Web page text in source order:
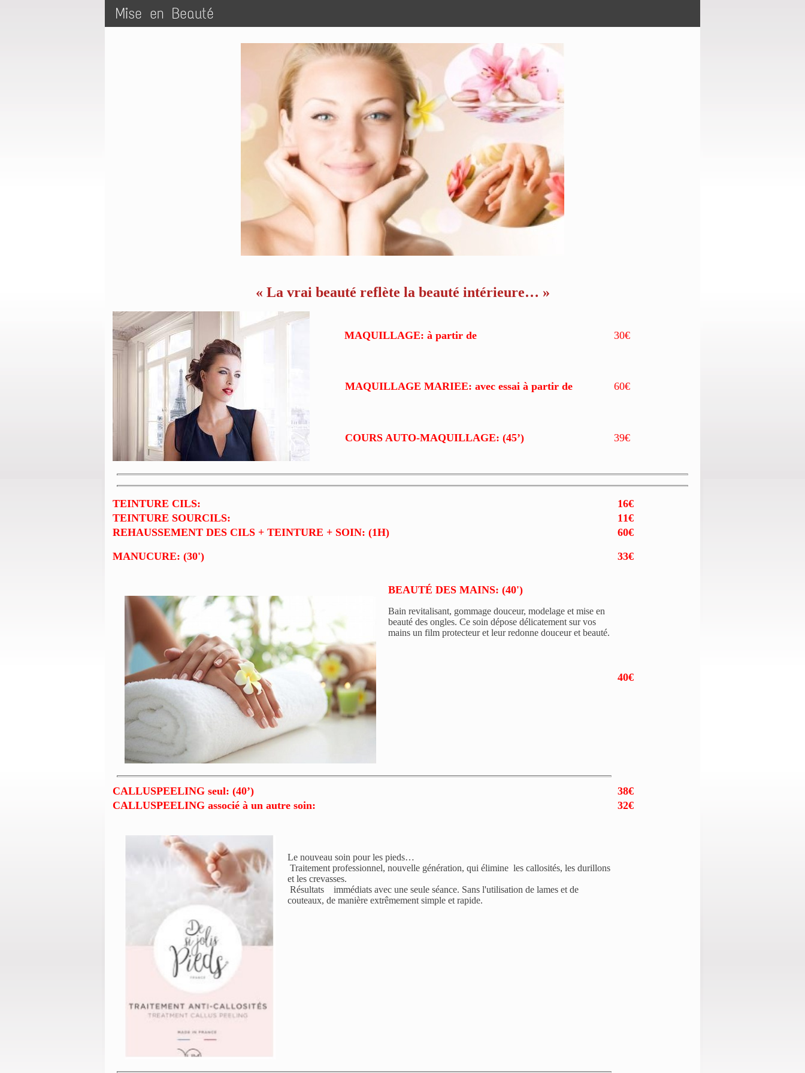
Mise en Beauté
« La vrai beauté reflète la beauté intérieure… »
MAQUILLAGE: à partir de 30€
MAQUILLAGE MARIEE: avec essai à partir de 60€
COURS AUTO-MAQUILLAGE: (45’) 39€
TEINTURE CILS:
16€
TEINTURE SOURCILS:
11€
REHAUSSEMENT DES CILS + TEINTURE + SOIN: (1H)
60€
MANUCURE: (30')
33€
BEAUTÉ DES MAINS: (40')
Bain revitalisant, gommage douceur, modelage et mise en
beauté des ongles. Ce soin dépose délicatement sur vos
mains un film protecteur et leur redonne douceur et beauté.
40€
CALLUSPEELING seul: (40’)
38€
CALLUSPEELING associé à un autre soin:
32€
Le nouveau soin pour les pieds…
Traitement professionnel, nouvelle génération, qui élimine les callosités, les durillons
et les crevasses.
Résultats immédiats avec une seule séance. Sans l'utilisation de lames et de
couteaux, de manière extrêmement simple et rapide.